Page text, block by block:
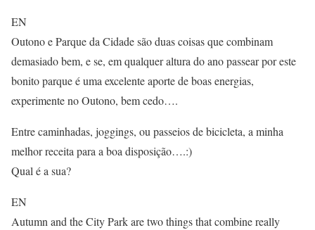
EN
Outono e Parque da Cidade são duas coisas que combinam
demasiado bem, e se, em qualquer altura do ano passear por este
bonito parque é uma excelente aporte de boas energias,
experimente no Outono, bem cedo….
Entre caminhadas, joggings, ou passeios de bicicleta, a minha
melhor receita para a boa disposição….:)
Qual é a sua?
EN
Autumn and the City Park are two things that combine really